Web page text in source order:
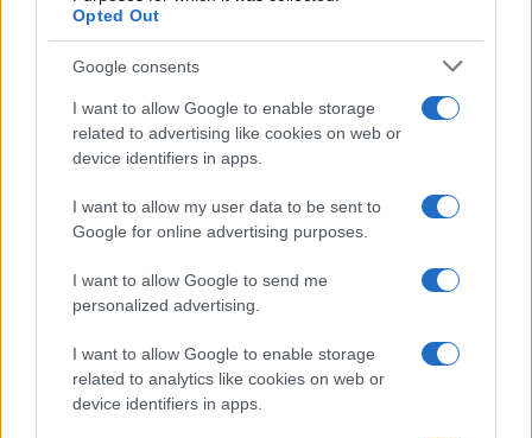
Opted Out
Google consents
I want to allow Google to enable storage
related to advertising like cookies on web or
device identifiers in apps.
I want to allow my user data to be sent to
Google for online advertising purposes.
I want to allow Google to send me
personalized advertising.
I want to allow Google to enable storage
related to analytics like cookies on web or
device identifiers in apps.
És ha ezeket az orosz Biztonsági
Tanács egyik tagja mondja ki, az
nagy veszélyt jelent.
Ezért azonnali és egyértelmű választ
követelünk a társadalomtól és az ország
– írta Lazar.
Levelében Lazar megjegyezte, hogy ő a